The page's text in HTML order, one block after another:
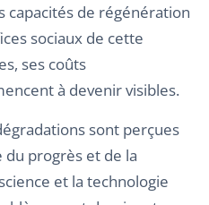
capacités de régénération
sociaux de cette
ses coûts
à devenir visibles.
sont perçues
progrès et de la
et la technologie